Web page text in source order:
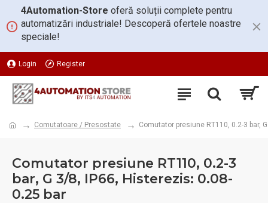
4Automation-Store oferă soluții complete pentru
automatizări industriale! Descoperă ofertele noastre
speciale!
Login Register
Comutatoare / Presostate Comutator presiune RT110, 0.2-3 bar,
Comutator presiune RT110, 0.2-3
bar, G 3/8, IP66, Histerezis: 0.08-
0.25 bar